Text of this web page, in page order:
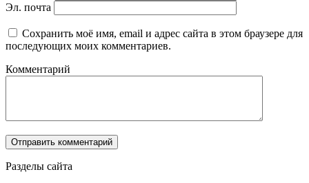
Эл. почта
Сохранить моё имя, email и адрес сайта в этом браузере для
последующих моих комментариев.
Комментарий
Разделы сайта